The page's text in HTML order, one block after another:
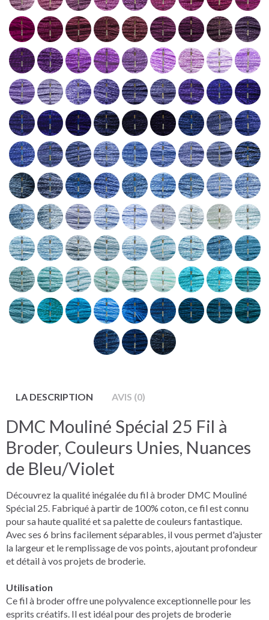
LA DESCRIPTION AVIS (0)
DMC Mouliné Spécial 25 Fil à
Broder, Couleurs Unies, Nuances
de Bleu/Violet
Découvrez la qualité inégalée du fil à broder DMC Mouliné
Spécial 25. Fabriqué à partir de 100% coton, ce fil est connu
pour sa haute qualité et sa palette de couleurs fantastique.
Avec ses 6 brins facilement séparables, il vous permet d'ajuster
la largeur et le remplissage de vos points, ajoutant profondeur
et détail à vos projets de broderie.
Utilisation
Ce fil à broder offre une polyvalence exceptionnelle pour les
esprits créatifs. Il est idéal pour des projets de broderie